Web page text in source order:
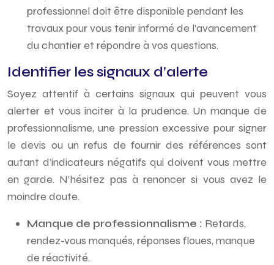
professionnel doit être disponible pendant les
travaux pour vous tenir informé de l’avancement
du chantier et répondre à vos questions.
Identifier les signaux d’alerte
Soyez attentif à certains signaux qui peuvent vous
alerter et vous inciter à la prudence. Un manque de
professionnalisme, une pression excessive pour signer
le devis ou un refus de fournir des références sont
autant d’indicateurs négatifs qui doivent vous mettre
en garde. N’hésitez pas à renoncer si vous avez le
moindre doute.
Manque de professionnalisme : Retards,
rendez-vous manqués, réponses floues, manque
de réactivité.